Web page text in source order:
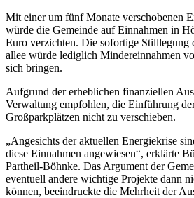
Mit einer um fünf Monate verschobenen
würde die Gemeinde auf Einnahmen in
Euro verzichten. Die sofortige Stilllegung
allee würde lediglich Mindereinnahmen
sich bringen.
Aufgrund der erheblichen finanziellen
Verwaltung empfohlen, die Einführung
Großparkplätzen nicht zu verschieben.
„Angesichts der aktuellen Energiekrise
diese Einnahmen angewiesen“, erklärte
Partheil-Böhnke. Das Argument der
eventuell andere wichtige Projekte dann
können, beeindruckte die Mehrheit der